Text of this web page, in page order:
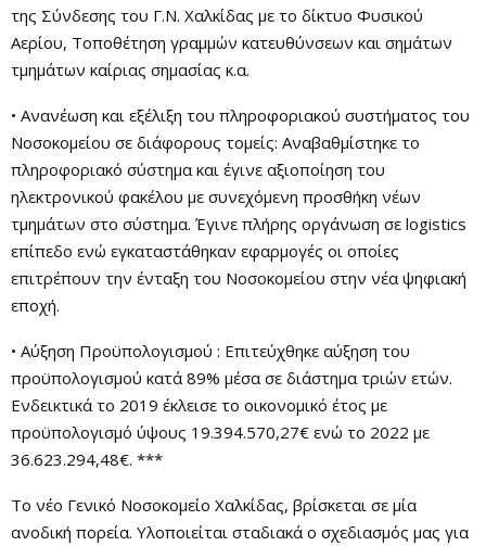
της Σύνδεσης του Γ.Ν. Χαλκίδας με το δίκτυο Φυσικού
Αερίου, Τοποθέτηση γραμμών κατευθύνσεων και σημάτων
τμημάτων καίριας σημασίας κ.α.
• Ανανέωση και εξέλιξη του πληροφοριακού συστήματος του
Νοσοκομείου σε διάφορους τομείς: Αναβαθμίστηκε το
πληροφοριακό σύστημα και έγινε αξιοποίηση του
ηλεκτρονικού φακέλου με συνεχόμενη προσθήκη νέων
τμημάτων στο σύστημα. Έγινε πλήρης οργάνωση σε logistics
επίπεδο ενώ εγκαταστάθηκαν εφαρμογές οι οποίες
επιτρέπουν την ένταξη του Νοσοκομείου στην νέα ψηφιακή
εποχή.
• Αύξηση Προϋπολογισμού : Επιτεύχθηκε αύξηση του
προϋπολογισμού κατά 89% μέσα σε διάστημα τριών ετών.
Ενδεικτικά το 2019 έκλεισε το οικονομικό έτος με
προϋπολογισμό ύψους 19.394.570,27€ ενώ το 2022 με
36.623.294,48€. ***
Το νέο Γενικό Νοσοκομείο Χαλκίδας, βρίσκεται σε μία
ανοδική πορεία. Υλοποιείται σταδιακά ο σχεδιασμός μας για